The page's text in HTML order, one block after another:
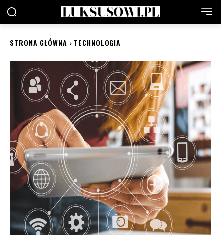
STRONA GŁÓWNA TECHNOLOGIA